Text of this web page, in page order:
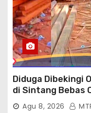
Diduga Dibekingi
di Sintang Bebas
Lindung
Agu 8, 2026